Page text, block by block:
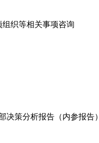
织等相关事项咨询
策分析报告（内参报告）